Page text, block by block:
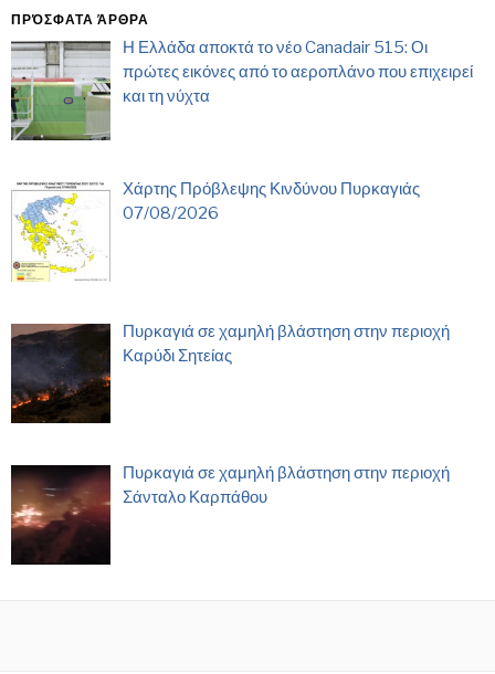
ΠΡΌΣΦΑΤΑ ΆΡΘΡΑ
Η Ελλάδα αποκτά το νέο Canadair 515: Οι
πρώτες εικόνες από το αεροπλάνο που επιχειρεί
και τη νύχτα
Χάρτης Πρόβλεψης Κινδύνου Πυρκαγιάς
07/08/2026
Πυρκαγιά σε χαμηλή βλάστηση στην περιοχή
Καρύδι Σητείας
Πυρκαγιά σε χαμηλή βλάστηση στην περιοχή
Σάνταλο Καρπάθου